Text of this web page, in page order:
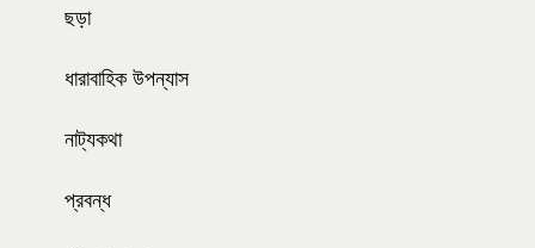
ছড়া
ধারাবাহিক উপন্যাস
নাট্যকথা
প্রবন্ধ